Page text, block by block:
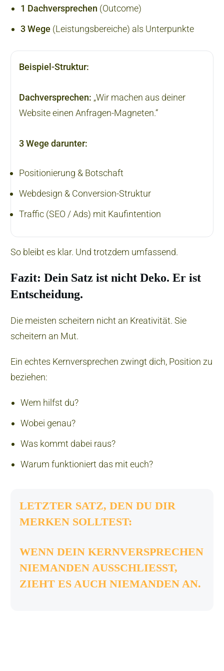
1 Dachversprechen (Outcome)
3 Wege (Leistungsbereiche) als Unterpunkte
Beispiel-Struktur:
Dachversprechen: „Wir machen aus deiner
Website einen Anfragen-Magneten.“
3 Wege darunter:
Positionierung & Botschaft
Webdesign & Conversion-Struktur
Traffic (SEO / Ads) mit Kaufintention
So bleibt es klar. Und trotzdem umfassend.
Fazit: Dein Satz ist nicht Deko. Er ist
Entscheidung.
Die meisten scheitern nicht an Kreativität. Sie
scheitern an Mut.
Ein echtes Kernversprechen zwingt dich, Position zu
beziehen:
Wem hilfst du?
Wobei genau?
Was kommt dabei raus?
Warum funktioniert das mit euch?
LETZTER SATZ, DEN DU DIR
MERKEN SOLLTEST:
WENN DEIN KERNVERSPRECHEN
NIEMANDEN AUSSCHLIESST, Z
IEHT ES AUCH NIEMANDEN AN.